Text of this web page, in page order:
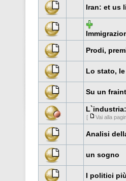
Iran: et us
Prodi,
Lo stato,
Su un
[ Vai alla
Analisi
un sogno
I politici